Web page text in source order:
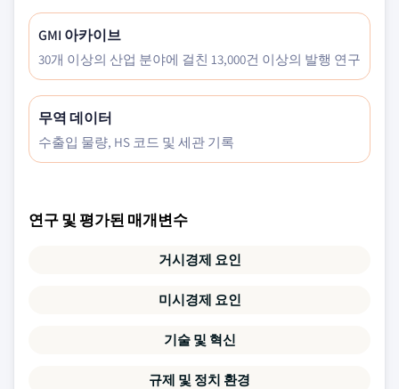
GMI 아카이브
30개 이상의 산업 분야에 걸친 13,000건 이상의 발행 연구
무역 데이터
수출입 물량, HS 코드 및 세관 기록
연구 및 평가된 매개변수
거시경제 요인
미시경제 요인
기술 및 혁신
규제 및 정치 환경